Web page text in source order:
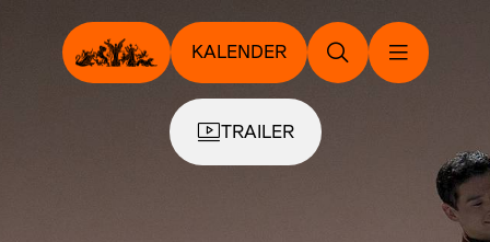
KALENDER
TRAILER